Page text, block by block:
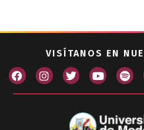
VISÍTANOS EN